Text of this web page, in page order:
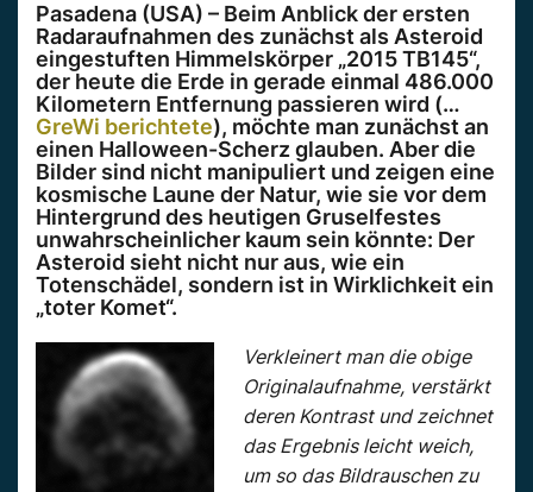
Pasadena (USA) – Beim Anblick der ersten
Radaraufnahmen des zunächst als Asteroid
eingestuften Himmelskörper „2015 TB145“,
der heute die Erde in gerade einmal 486.000
Kilometern Entfernung passieren wird (…
GreWi berichtete), möchte man zunächst an
einen Halloween-Scherz glauben. Aber die
Bilder sind nicht manipuliert und zeigen eine
kosmische Laune der Natur, wie sie vor dem
Hintergrund des heutigen Gruselfestes
unwahrscheinlicher kaum sein könnte: Der
Asteroid sieht nicht nur aus, wie ein
Totenschädel, sondern ist in Wirklichkeit ein
„toter Komet“.
Verkleinert man die obige
Originalaufnahme, verstärkt
deren Kontrast und zeichnet
das Ergebnis leicht weich,
um so das Bildrauschen zu